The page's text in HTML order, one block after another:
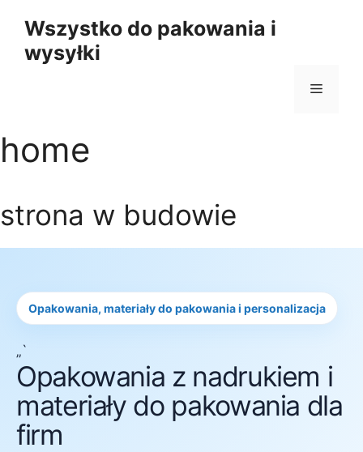
treści
Wszystko do pakowania i
wysyłki
Menu
home
strona w budowie
Opakowania, materiały do pakowania i personalizacja
„`
Opakowania z nadrukiem i
materiały do pakowania dla
firm